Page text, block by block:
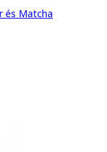
és Matcha